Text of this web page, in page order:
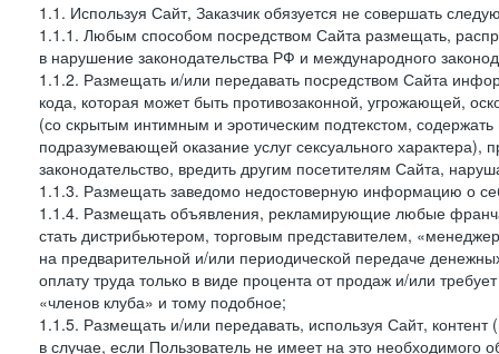
1.1. Используя Сайт, Заказчик обязуется не совершать
1.1.1. Любым способом посредством Сайта размещать,
в нарушение законодательства РФ и международного
1.1.2. Размещать и/или передавать посредством Сайта
кода, которая может быть противозаконной, угрожающей,
(со скрытым интимным и эротическим подтекстом,
подразумевающей оказание услуг сексуального
законодательство, вредить другим посетителям Сайта,
1.1.3. Размещать заведомо недостоверную информацию о
1.1.4. Размещать объявления, рекламирующие любые
стать дистрибьютером, торговым представителем,
на предварительной и/или периодической передаче
оплату труда только в виде процента от продаж и/или
«членов клуба» и тому подобное;
1.1.5. Размещать и/или передавать, используя Сайт,
в случае, если Пользователь не имеет на это